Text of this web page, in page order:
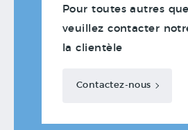
Pour toutes autres
veuillez contacter
la clientèle
Contactez-nous